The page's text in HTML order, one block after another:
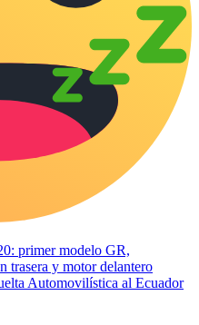
primer modelo GR,
trasera y motor delantero
Automovilística al Ecuador